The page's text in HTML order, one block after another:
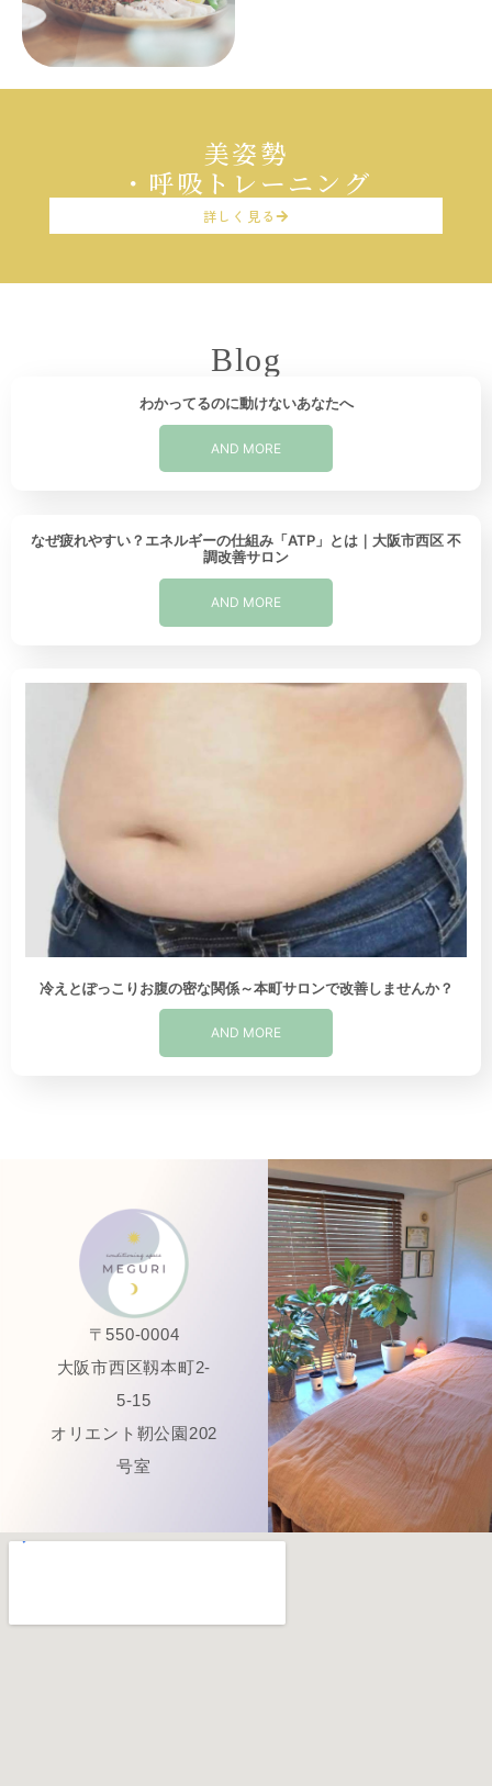
美姿勢
・呼吸トレーニング
詳しく見る
Blog
わかってるのに動けないあなたへ
AND MORE
なぜ疲れやすい？エネルギーの仕組み「ATP」とは｜大阪市西区 不
調改善サロン
AND MORE
冷えとぽっこりお腹の密な関係～本町サロンで改善しませんか？
AND MORE
〒550-0004
大阪市西区靱本町2-
5-15
オリエント靭公園202
号室